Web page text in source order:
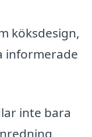
köksdesign,
informerade
inte bara